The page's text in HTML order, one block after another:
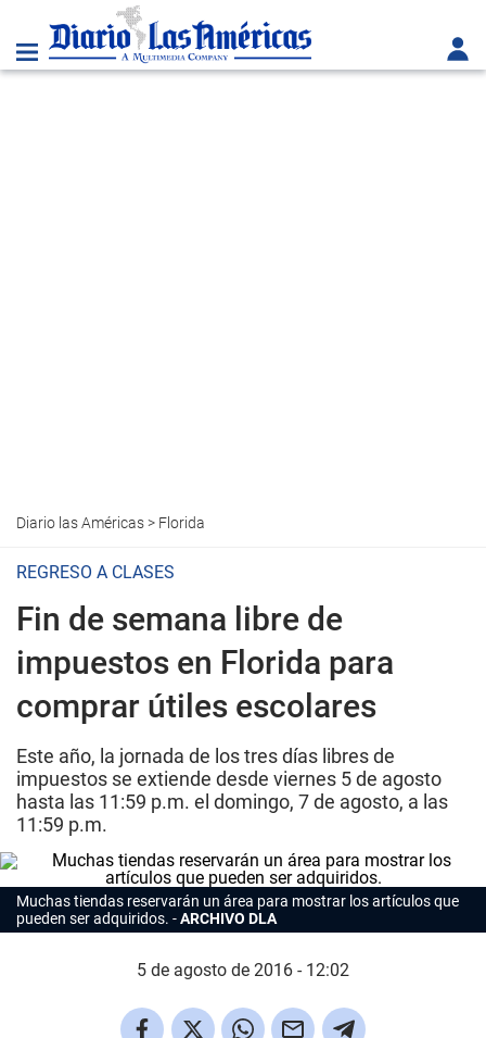
Diario las Américas> Florida
REGRESO A CLASES
Fin de semana libre de
impuestos en Florida para
comprar útiles escolares
Este año, la jornada de los tres días libres de
impuestos se extiende desde viernes 5 de agosto
hasta las 11:59 p.m. el domingo, 7 de agosto, a las
11:59 p.m.
Muchas tiendas reservarán un área para mostrar los artículos que
pueden ser adquiridos.
ARCHIVO DLA
5 de agosto de 2016 - 12:02